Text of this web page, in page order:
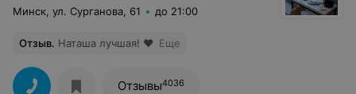
Минск, ул. Сурганова, 61 до 21:00
Отзыв. Наташа лучшая! ♥️ Еще
Отзывы4036